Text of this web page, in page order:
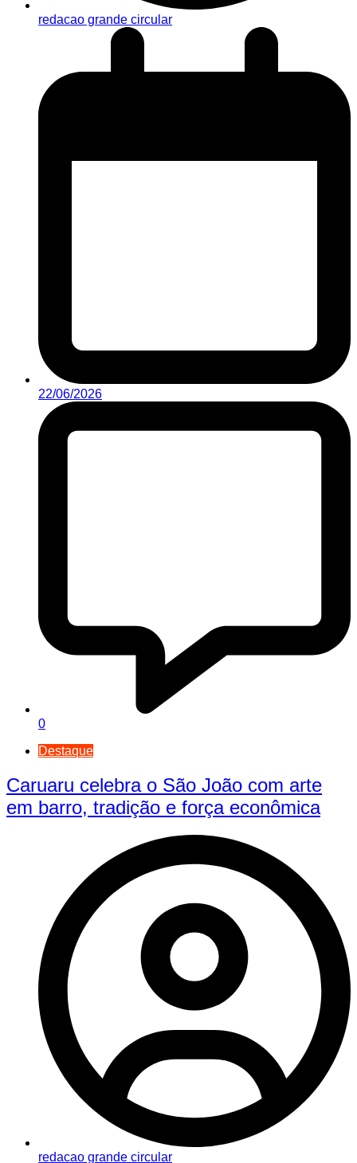
redacao grande circular
22/06/2026
0
Destaque
Caruaru celebra o São João com arte
em barro, tradição e força econômica
redacao grande circular